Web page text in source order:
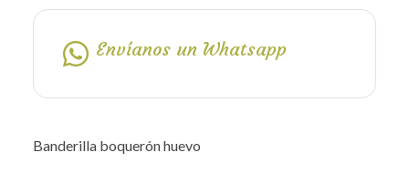
Envíanos un Whatsapp
Banderilla boquerón huevo